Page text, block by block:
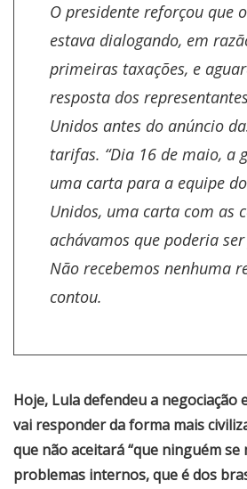
O presidente reforçou que
estava dialogando, em
primeiras taxações, e
resposta dos
Unidos antes do anúncio
tarifas. “Dia 16 de maio, a
uma carta para a equipe
Unidos, uma carta com as
achávamos que poderia
Não recebemos nenhuma
contou.
Hoje, Lula defendeu a negociação
vai responder da forma mais
que não aceitará “que ninguém
problemas internos, que é dos